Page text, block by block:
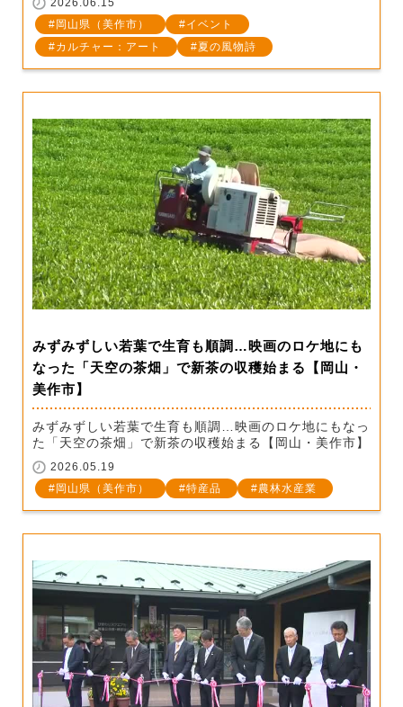
岡山県（美作市）
イベント
カルチャー：アート
夏の風物詩
みずみずしい若葉で生育も順調…映画のロケ地にも
なった「天空の茶畑」で新茶の収穫始まる【岡山・
美作市】
みずみずしい若葉で生育も順調…映画のロケ地にもなっ
た「天空の茶畑」で新茶の収穫始まる【岡山・美作市】
2026.05.19
岡山県（美作市）
特産品 農林水産業